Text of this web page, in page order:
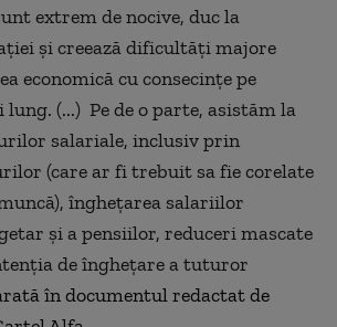
extrem de nocive, duc la
și creează dificultăți majore
economică cu consecințe pe
(...) Pe de o parte, asistăm la
salariale, inclusiv prin
(care ar fi trebuit sa fie corelate
înghețarea salariilor
și a pensiilor, reduceri mascate
de înghețare a tuturor
în documentul redactat de